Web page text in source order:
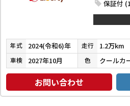
保証付
年式 2024(令和6)年 走行 1.2万km
車検 2027年10月 色
お問い合わせ